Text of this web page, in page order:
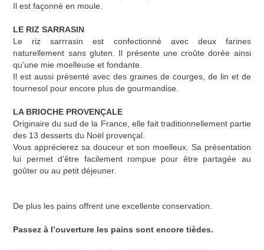
Il est façonné en moule.
LE RIZ SARRASIN
Le riz sarrrasin est confectionné avec deux farines
naturellement sans gluten.
Il présente unecroûte dorée ainsi
qu’une mie moelleuse et fondante
Il est aussi présenté avec des graines de courges, de lin et de
tournesol pour encore plus de gourmandise.
LA BRIOCHE PROVENÇALE
Originaire du sud de la France, elle fait traditionnellement partie
des 13 desserts du Noël provençal.
Vous apprécierez sa douceur et son moelleux . Sa présentation
lui permet d’être facilement rompue pour être partagée au
goûter ou au petit déjeuner.
De plus les pains offrent une excellente conservation.
Passez à l’ouverture les pains sont encore tièdes.